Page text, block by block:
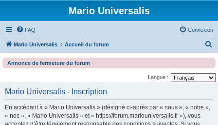
Mario Universalis
FAQ Connexion
Mario Universalis Accueil du forum
c
h
Annonce de fermeture du forum
Langue :
Mario Universalis - Inscription
En accédant à « Mario Universalis » (désigné ci-après par « nous », « notre »,
« nos », « Mario Universalis » et « https://forum.mariouniversalis.fr »), vous